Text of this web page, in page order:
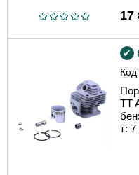
17
Код
TT
т: